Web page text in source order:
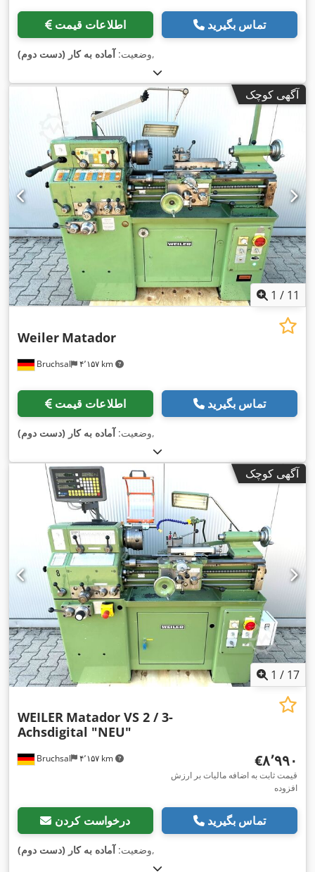
اطلاعات قیمت تماس بگیرید
وضعیت:آماده به کار (دست دوم) ,
آگهی کوچک
1 / 11
Bruchsal ۴٬۱۵۷ km
Weiler Matador
اطلاعات قیمت تماس بگیرید
وضعیت: آماده به کار (دست دوم) ,
آگهی کوچک
1 / 17
Bruchsal ۴٬۱۵۷ km
WEILER Matador VS 2 / 3-
Achsdigital "NEU"
‎€۸٬۹۹۰
قیمت ثابت به اضافه مالیات بر ارزش
افزوده
درخواست کردن تماس بگیرید
وضعیت:آماده به کار (دست دوم) ,